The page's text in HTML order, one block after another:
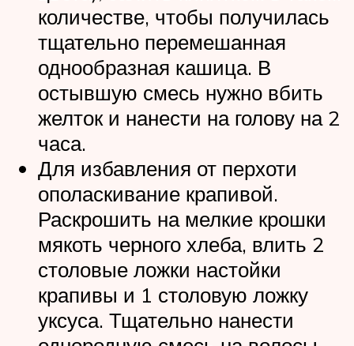
количестве, чтобы получилась
тщательно перемешанная
однообразная кашица. В
остывшую смесь нужно вбить
желток и нанести на голову на 2
часа.
Для избавления от перхоти
ополаскивание крапивой.
Раскрошить на мелкие крошки
мякоть черного хлеба, влить 2
столовые ложки настойки
крапивы и 1 столовую ложку
уксуса. Тщательно нанести